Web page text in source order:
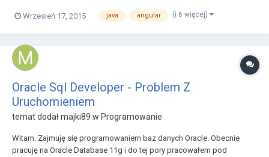
stworzenie wspólnej architektury IT dla kilku podmiotów
Wrzesień 17, 2015 java angular (i 6 więcej)
Oracle Sql Developer - Problem Z
Uruchomieniem
temat dodałmajki89 w Programowanie
Witam. Zajmuję się programowaniem baz danych Oracle. Obecnie
pracuję na Oracle Database 11g i do tej pory pracowałem pod